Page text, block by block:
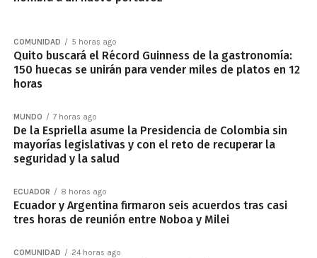
COMUNIDAD 5 horas ago
Quito buscará el Récord Guinness de la gastronomía:
150 huecas se unirán para vender miles de platos en 12
horas
MUNDO 7 horas ago
De la Espriella asume la Presidencia de Colombia sin
mayorías legislativas y con el reto de recuperar la
seguridad y la salud
ECUADOR 8 horas ago
Ecuador y Argentina firmaron seis acuerdos tras casi
tres horas de reunión entre Noboa y Milei
COMUNIDAD 24 horas ago